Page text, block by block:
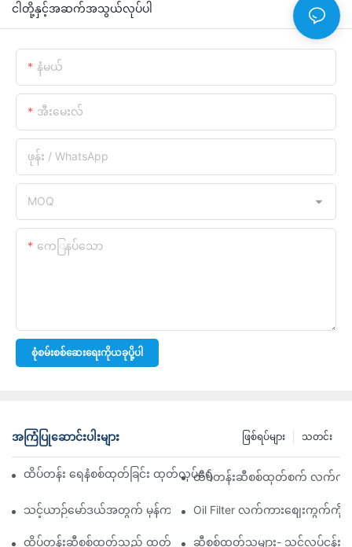
ငါတို့နှင့်အဆက်အသွယ်လုပ်ပါ
နံမယ်
အီးမေးလ်
ဖုန်း / WhatsApp
MOQ
ကေြနပ်သော
စုံစမ်းစစ်ဆေးရေးကိုယခုပို့ပါ
အကြံပြုဆောင်းပါးများ သတင်း
ဖြစ်ရပ်များ
ထိပ်တန်း ရေနံစစ်ထုတ်ခြင်း ထုတ်လုပ်ရေးကုမ္ပဏီများ- ပြည့်စုံသော ခ
ထိပ်တန်းဆီစစ်ထုတ်စက် လက်ကား
သင့်ယာဉ်မော်ဒယ်အတွက် မှန်ကန်သော ဆီစစ်ထုတ်စက်ကို ရွေးချယ်ခြင်း-
Oil Filter လက်ကားစျေးကွက်ကို
ထိပ်တန်းဆီစစ်ထုတ်သည့် ထုတ်လုပ်သူများနှင့် ၎င်းတို့၏ ဆန်းသစ်တီထွင်မှု
ဆီစစ်ထုတ်သူများ- သင့်လုပ်ငန်း